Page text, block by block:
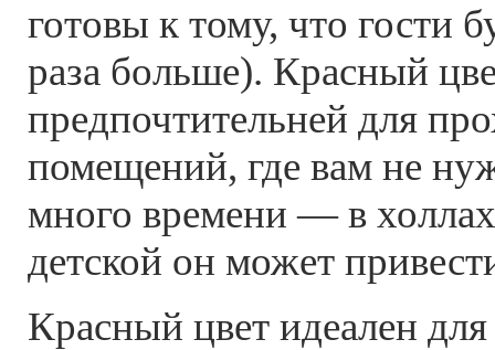
готовы к тому, что гости
раза больше). Красный
предпочтительней для
помещений, где вам не
много времени — в
детской он может
Красный цвет идеален